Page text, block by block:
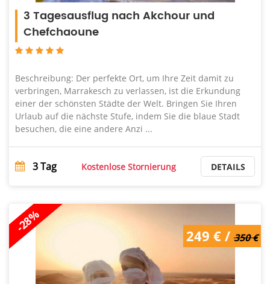
3 Tagesausflug nach Akchour und
Chefchaoune
Beschreibung: Der perfekte Ort, um Ihre Zeit damit zu
verbringen, Marrakesch zu verlassen, ist die Erkundung
einer der schönsten Städte der Welt. Bringen Sie Ihren
Urlaub auf die nächste Stufe, indem Sie die blaue Stadt
besuchen, die eine andere Anzi ...
3Tag Kostenlose Stornierung DETAILS
-28%
350 € / 249 €
249 € / 350 €